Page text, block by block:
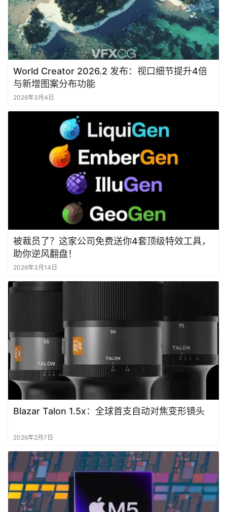
World Creator 2026.2 发布：视口细节提升4倍
与新增图案分布功能
2026年3月4日
被裁员了？这家公司免费送你4套顶级特效工具，
助你逆风翻盘！
2026年3月14日
Blazar Talon 1.5x：全球首支自动对焦变形镜头
2026年2月7日